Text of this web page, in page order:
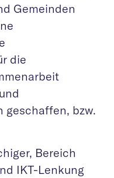
Gemeinden
die
geschaffen, bzw.
Bereich
IKT-Lenkung